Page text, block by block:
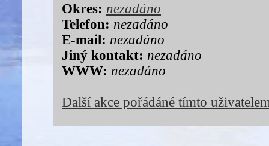
Okres: nezadáno
Telefon: nezadáno
E-mail: nezadáno
Jiný kontakt: nezadáno
WWW: nezadáno
Další akce pořádáné tímto